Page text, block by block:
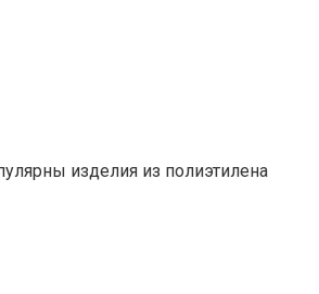
изделия из полиэтилена